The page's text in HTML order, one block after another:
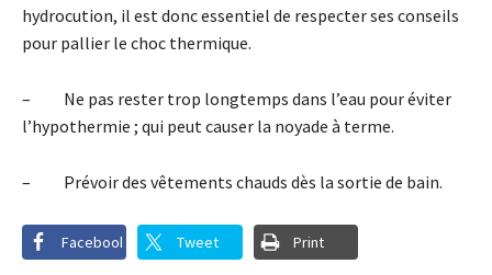
hydrocution, il est donc essentiel de respecter ses conseils
pour pallier le choc thermique.
– Ne pas rester trop longtemps dans l’eau pour éviter
l’hypothermie ; qui peut causer la noyade à terme.
– Prévoir des vêtements chauds dès la sortie de bain.
Facebook Tweet Print